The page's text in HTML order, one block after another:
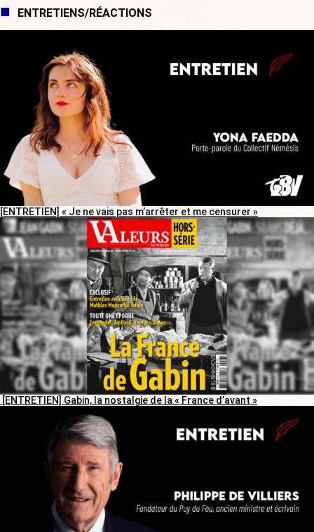
ENTRETIENS/RÉACTIONS
[ENTRETIEN] « Je ne vais pas m’arrêter et me censurer »
[ENTRETIEN] Gabin, la nostalgie de la « France d’avant »